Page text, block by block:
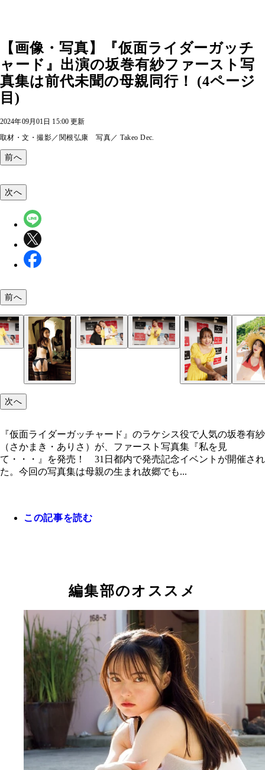
【画像・写真】『仮面ライダーガッチ
ャード』出演の坂巻有紗ファースト写
真集は前代未聞の母親同行！ (4ページ
目)
2024年09月01日 15:00 更新
取材・文・撮影／関根弘康 写真／ Takeo Dec.
前へ
坂巻有紗
坂巻有紗
坂巻有紗
坂巻有紗
坂巻有紗
坂巻有紗
坂巻有紗
次へ
前へ
次へ
『仮面ライダーガッチャード』のラケシス役で人気の坂巻有紗
（さかまき・ありさ）が、ファースト写真集『私を見
て・・・』を発売！ 31日都内で発売記念イベントが開催され
た。今回の写真集は母親の生まれ故郷でも...
この記事を読む
編集部のオススメ